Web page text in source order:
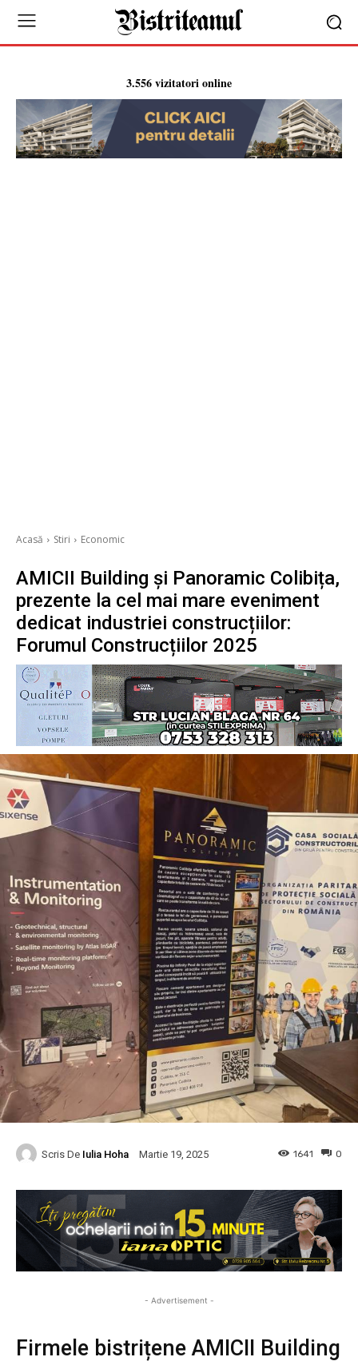
3.556 vizitatori online
Acasă Stiri Economic
AMICII Building și Panoramic Colibița,
prezente la cel mai mare eveniment
dedicat industriei construcțiilor:
Forumul Construcțiilor 2025
Scris De Iulia Hoha Martie 19, 2025 0
1641
- Advertisement -
Firmele bistrițene AMICII Building